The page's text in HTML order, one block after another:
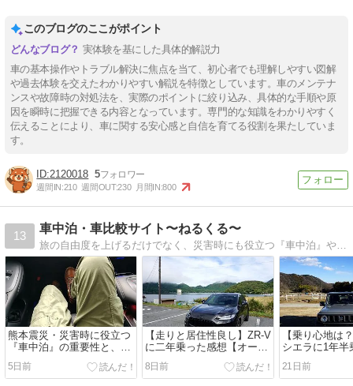
このブログのここがポイント
実体験を基にした具体的解説力
車の基本操作やトラブル解決に焦点を当て、初心者でも理解しやすい図解
や過去体験を交えたわかりやすい解説を特徴としています。車のメンテナ
ンスや故障時の対処法を、実際のポイントに絞り込み、具体的な手順や原
因を瞬時に把握できる内容となっています。専門的な知識をわかりやすく
伝えることにより、車に関する安心感と自信を育てる役割を果たしていま
す。
2120018 5
週間IN:210 週間OUT:230 月間IN:800
13
車中泊・車比較サイト〜ねるくる〜
旅の自由度を上げるだけでなく、災害時にも役立つ『車中泊』や車種の比較、道の駅旅、車を高く売る方法、リセールバリュー（残価率）比較など紹介。
熊本震災・災害時に役立つ
『車中泊』の重要性と、マ
スコミ報道の誤り
5日前
【走りと居住性良し】ZR-V
に二年乗った感想【オーナ
ーズレビュー】
8日前
【乗り心地は
シエラに1年半
【オーナーズ
21日前